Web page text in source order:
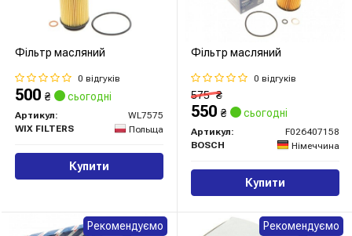
Фільтр масляний
0 відгуків
500 ₴ сьогодні
Артикул:
WL7575
WIX FILTERS
Польща
Купити
Фільтр масляний
0 відгуків
575₴
550 ₴ сьогодні
Артикул:
F026407158
BOSCH
Німеччина
Купити
Рекомендуємо Рекомендуємо